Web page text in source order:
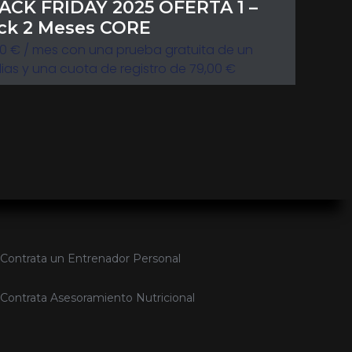
FRIDAY 2025 OFERTA 1 –
2 Meses CORE
€ / mes con una prueba gratuita de un
y una cuota de registro de 79,00 €
Contrata un Entrenador Personal
Contrata Asesoramiento Nutricional